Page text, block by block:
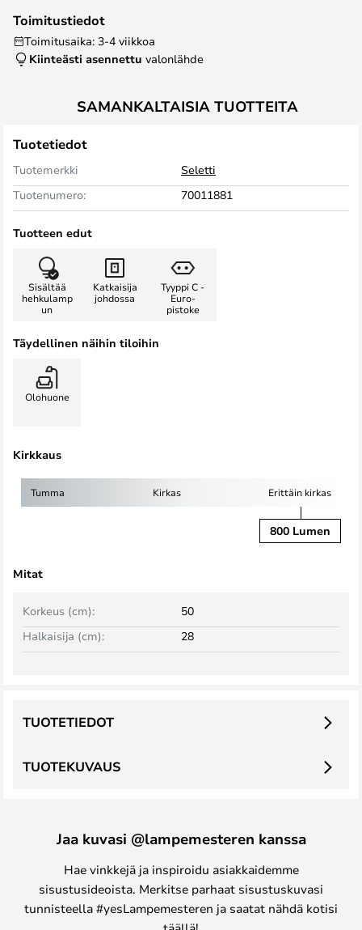
Toimitustiedot
Toimitusaika: 3-4 viikkoa
Kiinteästi asennettu valonlähde
SAMANKALTAISIA TUOTTEITA
Tuotetiedot
Tuotemerkki
Seletti
Tuotenumero:
70011881
Tuotteen edut
Sisältää
hehkulamp
un
Katkaisija
johdossa
Tyyppi C -
Euro-
pistoke
Täydellinen näihin tiloihin
Olohuone
Kirkkaus
Tumma Kirkas Erittäin kirkas
800 Lumen
Mitat
Korkeus (cm):
50
Halkaisija (cm):
28
TUOTEKUVAUS
TUOTETIEDOT
Jaa kuvasi @lampemesteren kanssa
Hae vinkkejä ja inspiroidu asiakkaidemme
sisustusideoista. Merkitse parhaat sisustuskuvasi
tunnisteella #yesLampemesteren ja saatat nähdä kotisi